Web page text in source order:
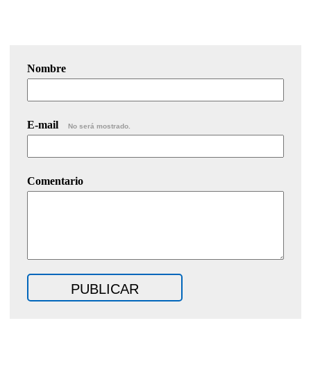
Nombre
E-mail No será mostrado.
Comentario